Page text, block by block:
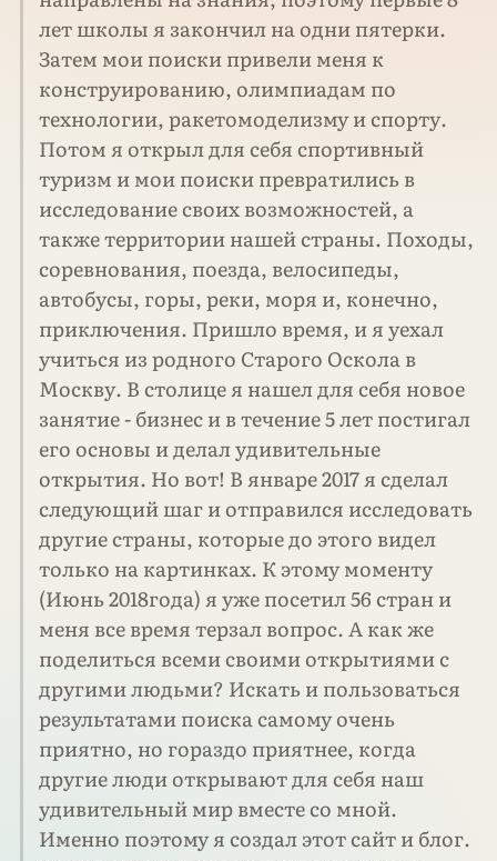
лет школы я закончил на одни пятерки.
Затем мои поиски привели меня к
конструированию, олимпиадам по
технологии, ракетомоделизму и спорту.
Потом я открыл для себя спортивный
туризм и мои поиски превратились в
исследование своих возможностей, а
также территории нашей страны. Походы,
соревнования, поезда, велосипеды,
автобусы, горы, реки, моря и, конечно,
приключения. Пришло время, и я уехал
учиться из родного Старого Оскола в
Москву. В столице я нашел для себя новое
занятие - бизнес и в течение 5 лет постигал
его основы и делал удивительные
открытия. Но вот! В январе 2017 я сделал
следующий шаг и отправился исследовать
другие страны, которые до этого видел
только на картинках. К этому моменту
(Июнь 2018года) я уже посетил 56 стран и
меня все время терзал вопрос. А как же
поделиться всеми своими открытиями с
другими людьми? Искать и пользоваться
результатами поиска самому очень
приятно, но гораздо приятнее, когда
другие люди открывают для себя наш
удивительный мир вместе со мной.
Именно поэтому я создал этот сайт и блог.